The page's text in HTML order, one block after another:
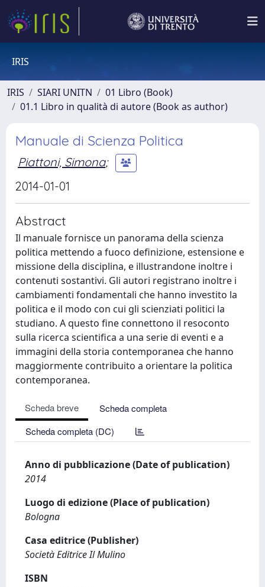
IRIS
IRIS SIARI UNITN
01 Libro (Book)
01.1 Libro in qualità di autore (Book as author)
Manuale di Scienza Politica
Piattoni, Simona;
2014-01-01
Abstract
Il manuale fornisce un panorama della scienza
politica mettendo a fuoco definizione, estensione e
missione della disciplina, e illustrandone inoltre i
contenuti sostantivi. Gli autori registrano inoltre i
cambiamenti fondamentali che hanno investito la
politica e il modo con cui gli scienziati politici la
studiano. A questo fine connettono il resoconto
sulla ricerca scientifica a una serie di eventi e a
immagini della storia contemporanea che hanno
maggiormente contribuito a orientare la politica
contemporanea.
Scheda breve
Scheda completa
Scheda completa (DC)
Anno di pubblicazione (Date of publication)
2014
Luogo di edizione (Place of publication)
Bologna
Casa editrice (Publisher)
Società Editrice Il Mulino
ISBN